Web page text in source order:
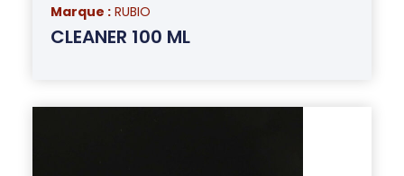
Marque : RUBIO
CLEANER 100 ML